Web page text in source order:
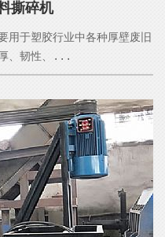
撕碎机
用于塑胶行业中各种厚壁废旧
、韧性、...